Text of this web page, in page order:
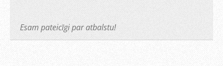
Esam pateicīgi par atbalstu!